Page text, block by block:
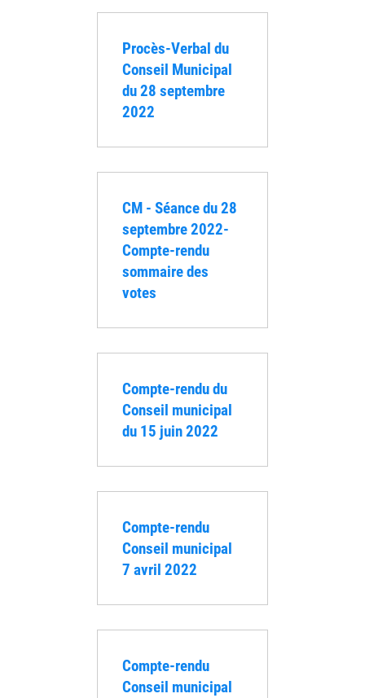
Procès-Verbal du
Conseil Municipal
du 28 septembre
2022
CM - Séance du 28
septembre 2022-
Compte-rendu
sommaire des
votes
Compte-rendu du
Conseil municipal
du 15 juin 2022
Compte-rendu
Conseil municipal
7 avril 2022
Compte-rendu
Conseil municipal